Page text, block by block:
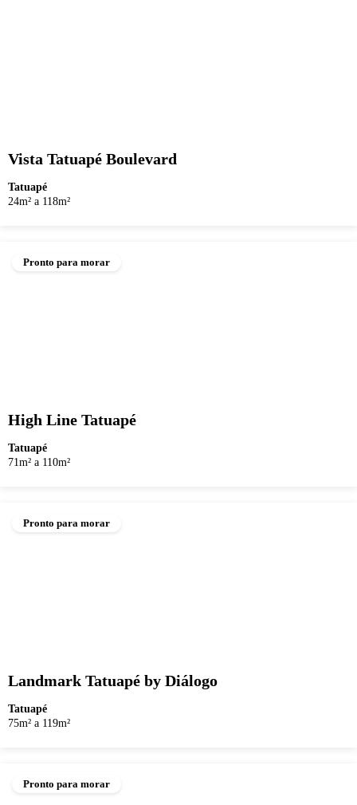
Vista Tatuapé Boulevard
Tatuapé
24m² a 118m²
Pronto para morar
High Line Tatuapé
Tatuapé
71m² a 110m²
Pronto para morar
Landmark Tatuapé by Diálogo
Tatuapé
75m² a 119m²
Pronto para morar